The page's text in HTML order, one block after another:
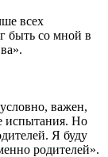
всех
быть со мной в
важен,
испытания. Но
Я буду
родителей».